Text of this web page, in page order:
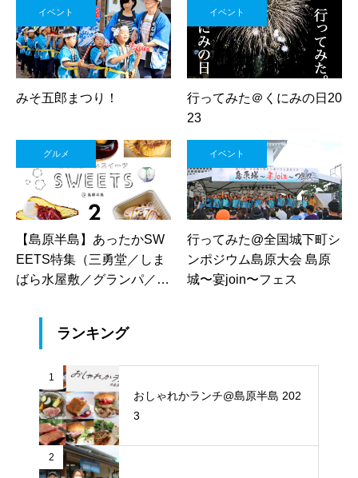
イベント
みそ五郎まつり！
イベント
行ってみた＠くにみの日20
23
グルメ
【島原半島】あったかSW
EETS特集（三勇堂／しま
ばら水屋敷／グランパ／オ
味）
イベント
行ってみた@全国城下町シ
ンポジウム島原大会 島原
城〜宴join〜フェス
ランキング
1
おしゃれかランチ@島原半島 202
3
2